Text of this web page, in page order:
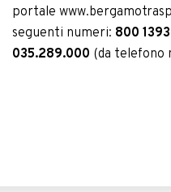
portale
seguenti numeri: 800
035.289.000 (da telefono